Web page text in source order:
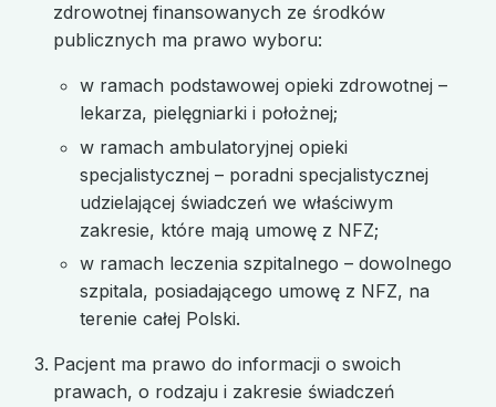
zdrowotnej finansowanych ze środków
publicznych ma prawo wyboru:
w ramach podstawowej opieki zdrowotnej –
lekarza, pielęgniarki i położnej;
w ramach ambulatoryjnej opieki
specjalistycznej – poradni specjalistycznej
udzielającej świadczeń we właściwym
zakresie, które mają umowę z NFZ;
w ramach leczenia szpitalnego – dowolnego
szpitala, posiadającego umowę z NFZ, na
terenie całej Polski.
Pacjent ma prawo do informacji o swoich
prawach, o rodzaju i zakresie świadczeń